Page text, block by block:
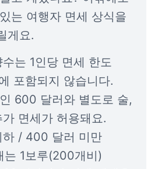
는 여행자 면세 상식을
게요.
는 1인당 면세 한도
포함되지 않습니다.
600 달러와 별도로 술,
면세가 허용돼요.
하 / 400 달러 미만
는 1보루(200개비)